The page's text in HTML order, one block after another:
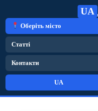
UA
Оберіть місто
Статті
Контакти
UA